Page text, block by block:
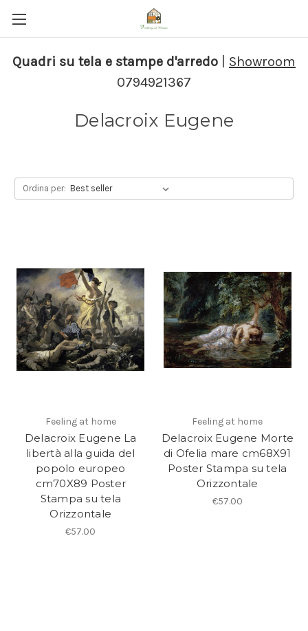
Quadri su tela e stampe d'arredo
Showroom
0794921367
Delacroix Eugene
Ordina per:
Feeling at home
Delacroix Eugene La
libertà alla guida del
popolo europeo
cm70X89 Poster
Stampa su tela
Orizzontale
€57.00
Feeling at home
Delacroix Eugene Morte
di Ofelia mare cm68X91
Poster Stampa su tela
Orizzontale
€57.00